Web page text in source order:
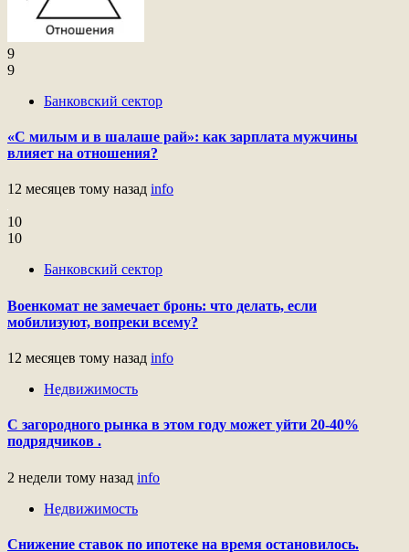
9
9
Банковский сектор
«С милым и в шалаше рай»: как зарплата мужчины
влияет на отношения?
12 месяцев тому назад info
10
10
Банковский сектор
Военкомат не замечает бронь: что делать, если
мобилизуют, вопреки всему?
12 месяцев тому назад info
Недвижимость
С загородного рынка в этом году может уйти 20-40%
подрядчиков .
2 недели тому назад info
Недвижимость
Снижение ставок по ипотеке на время остановилось.